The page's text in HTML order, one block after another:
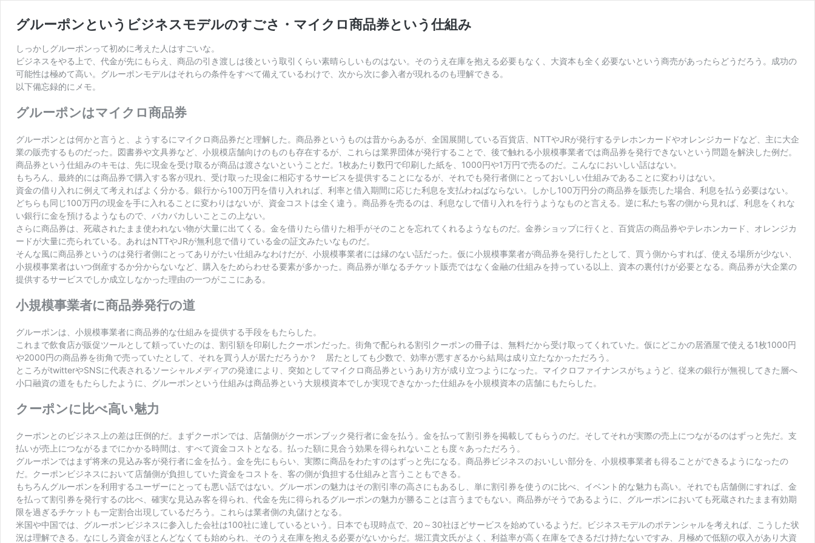
グルーポンというビジネスモデルのすごさ・マイクロ商品券という仕組み
しっかしグルーポンって初めに考えた人はすごいな。
ビジネスをやる上で、代金が先にもらえ、商品の引き渡しは後という取引くらい素晴らしいものはない。そのうえ在庫を抱える必要もなく、大資本も全く必要ないという商売があったらどうだろう。成功の
可能性は極めて高い。グルーポンモデルはそれらの条件をすべて備えているわけで、次から次に参入者が現れるのも理解できる。
以下備忘録的にメモ。
グルーポンはマイクロ商品券
グルーポンとは何かと言うと、ようするにマイクロ商品券だと理解した。商品券というものは昔からあるが、全国展開している百貨店、NTTやJRが発行するテレホンカードやオレンジカードなど、主に大企
業の販売するものだった。図書券や文具券など、小規模店舗向けのものも存在するが、これらは業界団体が発行することで、後で触れる小規模事業者では商品券を発行できないという問題を解決した例だ。
商品券という仕組みのキモは、先に現金を受け取るが商品は渡さないということだ。1枚あたり数円で印刷した紙を、1000円や1万円で売るのだ。こんなにおいしい話はない。
もちろん、最終的には商品券で購入する客が現れ、受け取った現金に相応するサービスを提供することになるが、それでも発行者側にとっておいしい仕組みであることに変わりはない。
資金の借り入れに例えて考えればよく分かる。銀行から100万円を借り入れれば、利率と借入期間に応じた利息を支払わねばならない。しかし100万円分の商品券を販売した場合、利息を払う必要はない。
どちらも同じ100万円の現金を手に入れることに変わりはないが、資金コストは全く違う。商品券を売るのは、利息なしで借り入れを行うようなものと言える。逆に私たち客の側から見れば、利息をくれな
い銀行に金を預けるようなもので、バカバカしいことこの上ない。
さらに商品券は、死蔵されたまま使われない物が大量に出てくる。金を借りたら借りた相手がそのことを忘れてくれるようなものだ。金券ショップに行くと、百貨店の商品券やテレホンカード、オレンジカ
ードが大量に売られている。あれはNTTやJRが無利息で借りている金の証文みたいなものだ。
そんな風に商品券というのは発行者側にとってありがたい仕組みなわけだが、小規模事業者には縁のない話だった。仮に小規模事業者が商品券を発行したとして、買う側からすれば、使える場所が少ない、
小規模事業者はいつ倒産するか分からないなど、購入をためらわせる要素が多かった。商品券が単なるチケット販売ではなく金融の仕組みを持っている以上、資本の裏付けが必要となる。商品券が大企業の
提供するサービスでしか成立しなかった理由の一つがここにある。
小規模事業者に商品券発行の道
グルーポンは、小規模事業者に商品券的な仕組みを提供する手段をもたらした。
これまで飲食店が販促ツールとして頼っていたのは、割引額を印刷したクーポンだった。街角で配られる割引クーポンの冊子は、無料だから受け取ってくれていた。仮にどこかの居酒屋で使える1枚1000円
や2000円の商品券を街角で売っていたとして、それを買う人が居ただろうか？ 居たとしても少数で、効率が悪すぎるから結局は成り立たなかっただろう。
ところがtwitterやSNSに代表されるソーシャルメディアの発達により、突如としてマイクロ商品券というあり方が成り立つようになった。マイクロファイナンスがちょうど、従来の銀行が無視してきた層へ
小口融資の道をもたらしたように、グルーポンという仕組みは商品券という大規模資本でしか実現できなかった仕組みを小規模資本の店舗にもたらした。
クーポンに比べ高い魅力
クーポンとのビジネス上の差は圧倒的だ。まずクーポンでは、店舗側がクーポンブック発行者に金を払う。金を払って割引券を掲載してもらうのだ。そしてそれが実際の売上につながるのはずっと先だ。支
払いが売上につながるまでにかかる時間は、すべて資金コストとなる。払った額に見合う効果を得られないことも度々あっただろう。
グルーポンではまず将来の見込み客が発行者に金を払う。金を先にもらい、実際に商品をわたすのはずっと先になる。商品券ビジネスのおいしい部分を、小規模事業者も得ることができるようになったの
だ。クーポンビジネスにおいて店舗側が負担していた資金をコストを、客の側が負担する仕組みと言うこともできる。
もちろんグルーポンを利用するユーザーにとっても悪い話ではない。グルーポンの魅力はその割引率の高さにもあるし、単に割引券を使うのに比べ、イベント的な魅力も高い。それでも店舗側にすれば、金
を払って割引券を発行するの比べ、確実な見込み客を得られ、代金を先に得られるグルーポンの魅力が勝ることは言うまでもない。商品券がそうであるように、グルーポンにおいても死蔵されたまま有効期
限を過ぎるチケットも一定割合出現しているだろう。これらは業者側の丸儲けとなる。
米国や中国では、グルーポンビジネスに参入した会社は100社に達しているという。日本でも現時点で、20～30社ほどサービスを始めているようだ。ビジネスモデルのポテンシャルを考えれば、こうした状
況は理解できる。なにしろ資金がほとんどなくても始められ、そのうえ在庫を抱える必要がないからだ。堀江貴文氏がよく、 利益率が高く在庫をできるだけ持たないですみ、月極めで低額の収入があり大資